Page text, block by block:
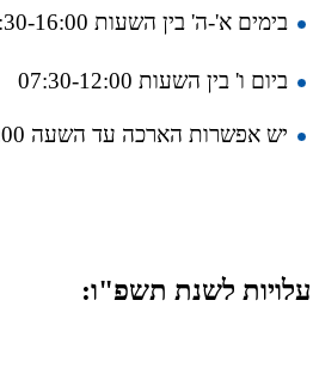
בימים א'-ה' בין השעות 07:30-16:00
ביום ו' בין השעות 07:30-12:00
יש אפשרות הארכה עד השעה 17:00 בתוספת תשלום.
עלויות לשנת תשפ"ו: